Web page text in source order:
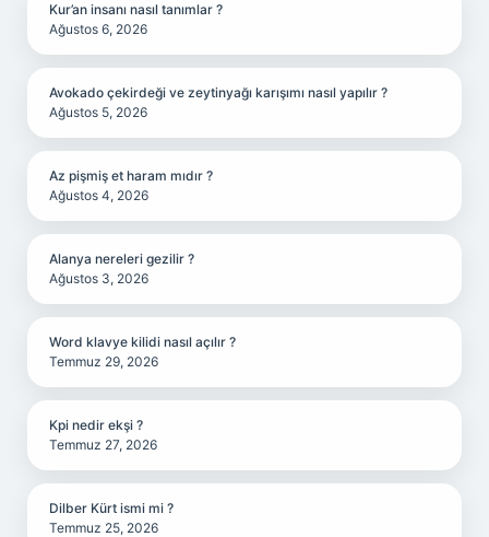
Kur’an insanı nasıl tanımlar ?
Ağustos 6, 2026
Avokado çekirdeği ve zeytinyağı karışımı nasıl yapılır ?
Ağustos 5, 2026
Az pişmiş et haram mıdır ?
Ağustos 4, 2026
Alanya nereleri gezilir ?
Ağustos 3, 2026
Word klavye kilidi nasıl açılır ?
Temmuz 29, 2026
Kpi nedir ekşi ?
Temmuz 27, 2026
Dilber Kürt ismi mi ?
Temmuz 25, 2026